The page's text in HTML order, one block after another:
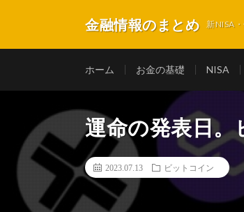
金融情報のまとめ 新NISA
ホーム お金の基礎 NISA
運命の発表日。
2023.07.13 ビットコイン